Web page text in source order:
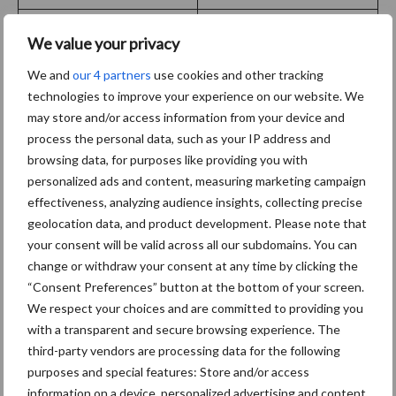
We value your privacy
We and our 4 partners use cookies and other tracking
technologies to improve your experience on our website. We
may store and/or access information from your device and
process the personal data, such as your IP address and
browsing data, for purposes like providing you with
personalized ads and content, measuring marketing campaign
effectiveness, analyzing audience insights, collecting precise
geolocation data, and product development. Please note that
your consent will be valid across all our subdomains. You can
change or withdraw your consent at any time by clicking the
“Consent Preferences” button at the bottom of your screen.
We respect your choices and are committed to providing you
with a transparent and secure browsing experience. The
third-party vendors are processing data for the following
purposes and special features: Store and/or access
information on a device, personalized advertising and content,
2024
Klik hier om nog meer rekenvoorbeelden zien.
Persoonlijk advies
Zoals de voorbeelden laten zien, gaat de afbouwregeling in de
praktijk niet echt ten koste van de terugverdientijd. Hoe meer
opgewekte energie een ondernemer zelf verbruikt, hoe minder
effect de afbouw op de terugverdientijd heeft.
Maar iedere situatie is anders. Ondernemers die op zoek zijn naar
persoonlijk advies, kunnen terecht bijEnergy Shift B.V. , een
zonnespecialist van grote zonnepaneleninstallaties, met veel
referenties van agrariërs door heel Nederland. Vraagt u